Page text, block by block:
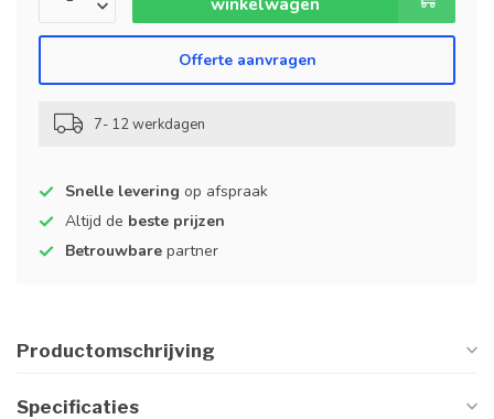
Offerte aanvragen
7- 12 werkdagen
Snelle levering op afspraak
Altijd de beste prijzen
Betrouwbare partner
Productomschrijving
Specificaties